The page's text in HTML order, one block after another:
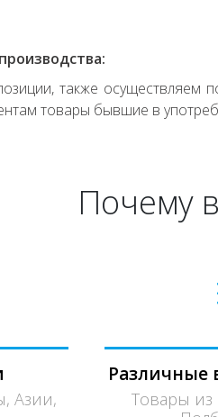
также осуществляем
товары бывшие в
Почему
Азии,
Различные
Товары из